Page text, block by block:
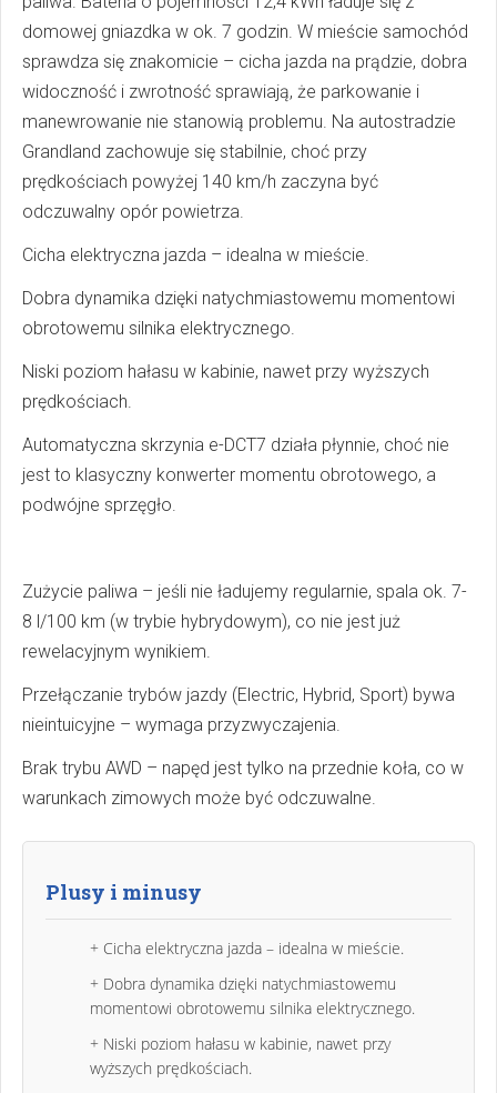
domowej gniazdka w ok. 7 godzin. W mieście samochód
sprawdza się znakomicie – cicha jazda na prądzie, dobra
widoczność i zwrotność sprawiają, że parkowanie i
manewrowanie nie stanowią problemu. Na autostradzie
Grandland zachowuje się stabilnie, choć przy
prędkościach powyżej 140 km/h zaczyna być
odczuwalny opór powietrza.
Cicha elektryczna jazda – idealna w mieście.
Dobra dynamika dzięki natychmiastowemu momentowi
obrotowemu silnika elektrycznego.
Niski poziom hałasu w kabinie, nawet przy wyższych
prędkościach.
Automatyczna skrzynia e-DCT7 działa płynnie, choć nie
jest to klasyczny konwerter momentu obrotowego, a
podwójne sprzęgło.
Zużycie paliwa – jeśli nie ładujemy regularnie, spala ok. 7-
8 l/100 km (w trybie hybrydowym), co nie jest już
rewelacyjnym wynikiem.
Przełączanie trybów jazdy (Electric, Hybrid, Sport) bywa
nieintuicyjne – wymaga przyzwyczajenia.
Brak trybu AWD – napęd jest tylko na przednie koła, co w
warunkach zimowych może być odczuwalne.
Plusy i minusy
+ Cicha elektryczna jazda – idealna w mieście.
+ Dobra dynamika dzięki natychmiastowemu
momentowi obrotowemu silnika elektrycznego.
+ Niski poziom hałasu w kabinie, nawet przy
wyższych prędkościach.